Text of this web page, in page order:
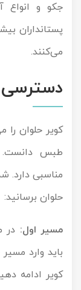
جکو و انواع
پستانداران
می‌کنند.
دسترسی
کویر حلوان را
طبس دانست.
مناسبی دارد.
حلوان برسانید:
مسیر اول: در
باید وارد
کویر ادامه